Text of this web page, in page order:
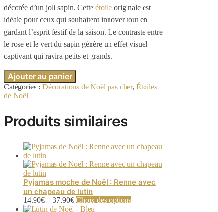
décorée d’un joli sapin. Cette étoile originale est
idéale pour ceux qui souhaitent innover tout en
gardant l’esprit festif de la saison. Le contraste entre
le rose et le vert du sapin génère un effet visuel
captivant qui ravira petits et grands.
Ajouter au panier
Catégories : Décorations de Noël pas cher, Étoiles
de Noël
Produits similaires
Pyjamas moche de Noël : Renne avec
un chapeau de lutin
14.90€ – 37.90€ Choix des optionsCe